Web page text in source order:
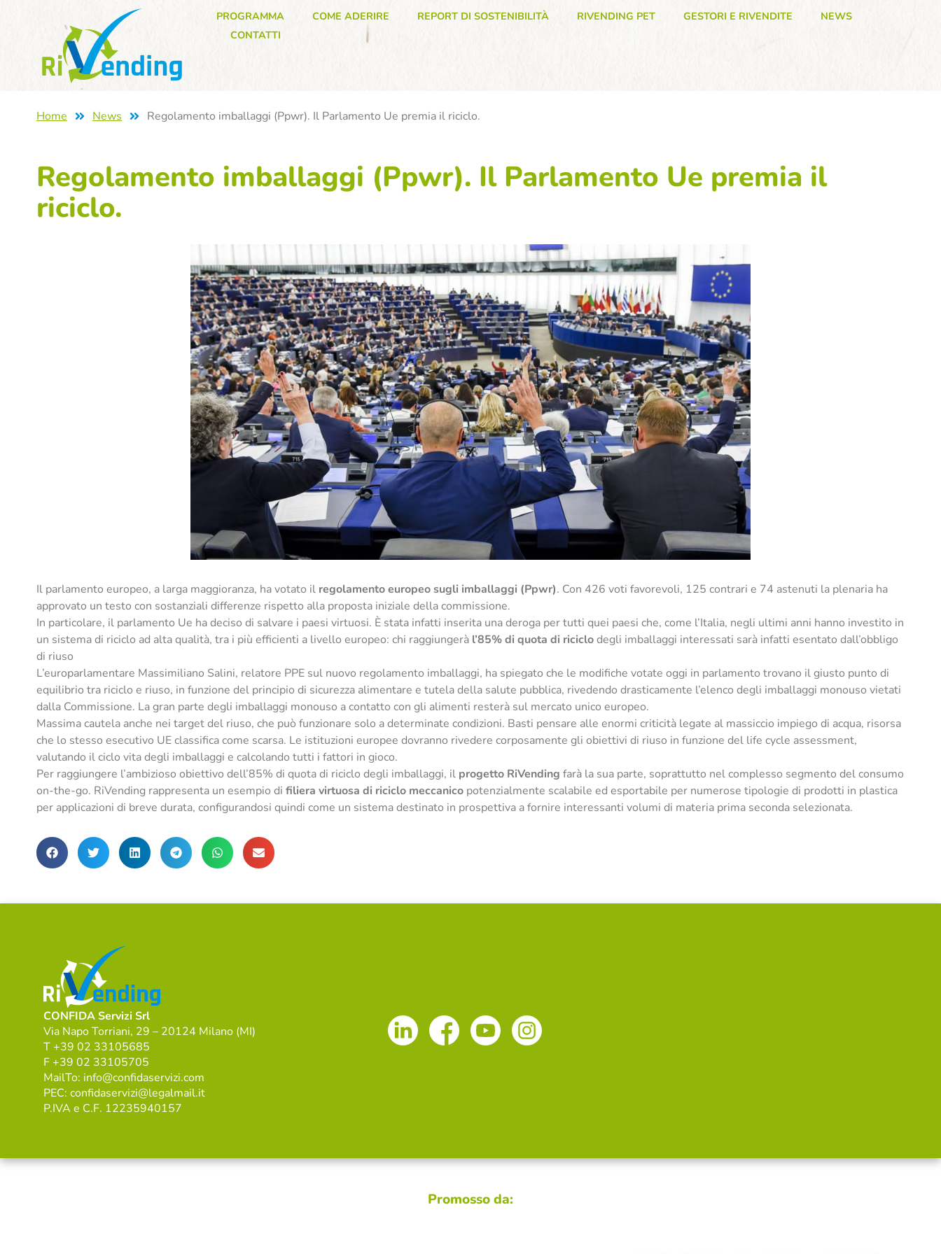
PROGRAMMA COME ADERIRE REPORT DI SOSTENIBILITÀ RIVENDING PET GESTORI E RIVENDITE
NEWS
CONTATTI
Home News Regolamento imballaggi (Ppwr). Il Parlamento Ue premia il riciclo.
Regolamento imballaggi (Ppwr). Il Parlamento Ue premia il
riciclo.
Il parlamento europeo, a larga maggioranza, ha votato il regolamento europeo sugli imballaggi (Ppwr). Con 426 voti favorevoli, 125 contrari e 74 astenuti la plenaria ha
approvato un testo con sostanziali differenze rispetto alla proposta iniziale della commissione.
In particolare, il parlamento Ue ha deciso di salvare i paesi virtuosi. È stata infatti inserita una deroga per tutti quei paesi che, come l’Italia, negli ultimi anni hanno investito in
un sistema di riciclo ad alta qualità, tra i più efficienti a livello europeo: chi raggiungerà l’85% di quota di riciclodegli imballaggi interessati sarà infatti esentato dall’obbligo
di riuso
L’europarlamentare Massimiliano Salini, relatore PPE sul nuovo regolamento imballaggi, ha spiegato che le modifiche votate oggi in parlamento trovano il giusto punto di
equilibrio tra riciclo e riuso, in funzione del principio di sicurezza alimentare e tutela della salute pubblica, rivedendo drasticamente l’elenco degli imballaggi monouso vietati
dalla Commissione. La gran parte degli imballaggi monouso a contatto con gli alimenti resterà sul mercato unico europeo.
Massima cautela anche nei target del riuso, che può funzionare solo a determinate condizioni. Basti pensare alle enormi criticità legate al massiccio impiego di acqua, risorsa
che lo stesso esecutivo UE classifica come scarsa. Le istituzioni europee dovranno rivedere corposamente gli obiettivi di riuso in funzione del life cycle assessment,
valutando il ciclo vita degli imballaggi e calcolando tutti i fattori in gioco.
Per raggiungere l’ambizioso obiettivo dell’85% di quota di riciclo degli imballaggi, il progetto RiVending farà la sua parte, soprattutto nel complesso segmento del consumo
on-the-go. RiVending rappresenta un esempio di filiera virtuosa di riciclo meccanico potenzialmente scalabile ed esportabile per numerose tipologie di prodotti in plastica
per applicazioni di breve durata, configurandosi quindi come un sistema destinato in prospettiva a fornire interessanti volumi di materia prima seconda selezionata.
CONFIDA Servizi Srl
Via Napo Torriani, 29 – 20124 Milano (MI)
T +39 02 33105685
F +39 02 33105705
MailTo: info@confidaservizi.com
PEC: confidaservizi@legalmail.it
P.IVA e C.F. 12235940157
Promosso da: